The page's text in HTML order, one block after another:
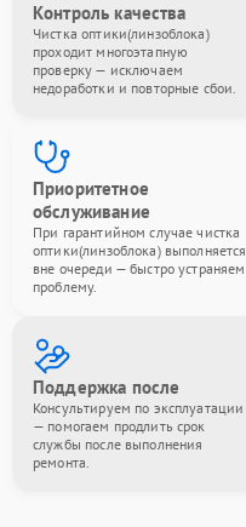
Контроль качества
Чистка оптики(линзоблока)
проходит многоэтапную
проверку — исключаем
недоработки и повторные сбои.
Приоритетное
обслуживание
При гарантийном случае чистка
оптики(линзоблока) выполняется
вне очереди — быстро устраняем
проблему.
Поддержка после
Консультируем по эксплуатации
— помогаем продлить срок
службы после выполнения
ремонта.